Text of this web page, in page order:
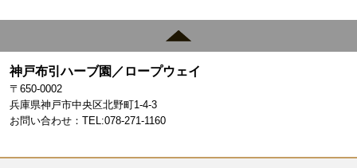
bo
ag
神戸布引ハーブ園／ロープウェイ
〒650-0002
兵庫県神戸市中央区北野町1-4-3
お問い合わせ：TEL:078-271-1160